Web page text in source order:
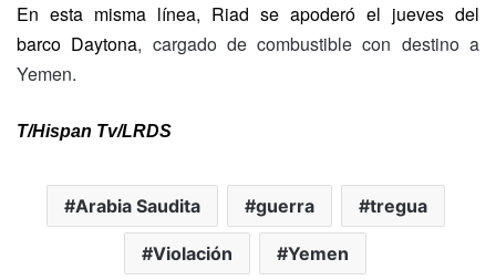
En esta misma línea, Riad se apoderó el jueves del
barco Daytona, cargado de combustible con destino a
Yemen.
T/Hispan Tv/LRDS
Arabia Saudita guerra tregua
Violación Yemen